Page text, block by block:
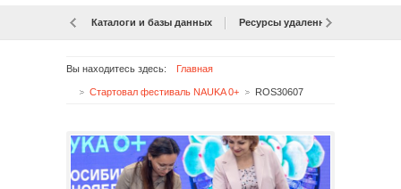
Каталоги и базы данных Ресурсы удаленного доступа
Вы находитесь здесь: Главная
Стартовал фестиваль NAUKA 0+ ROS30607